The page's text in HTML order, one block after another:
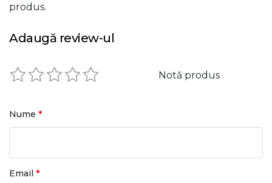
produs.
Adaugă review-ul
Notă produs
Nume *
Email *